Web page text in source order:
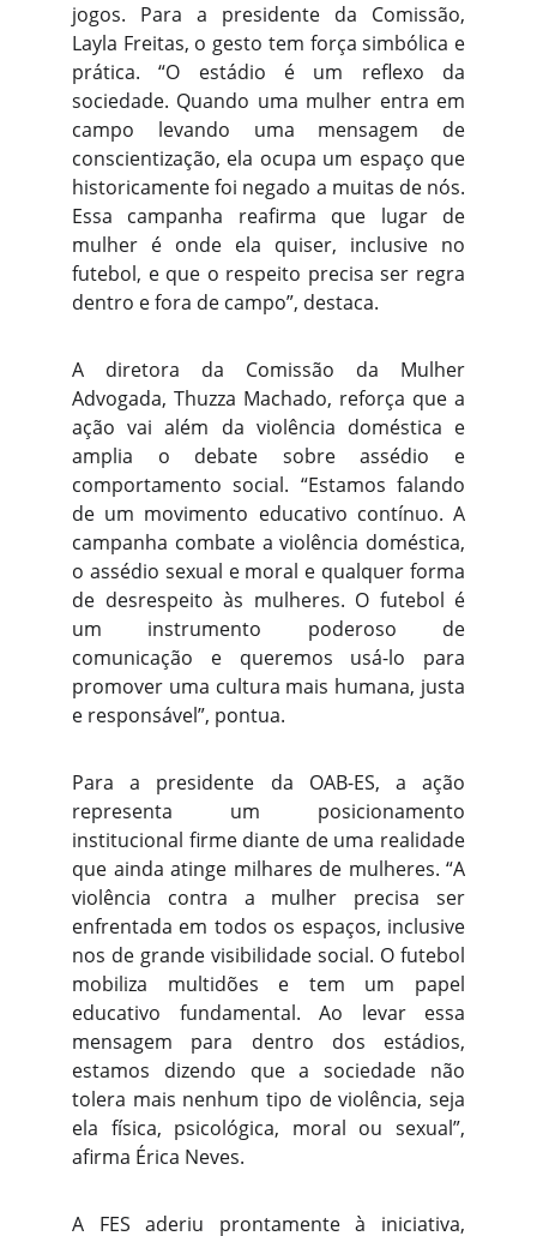
jogos. Para a presidente da Comissão,
Layla Freitas, o gesto tem força simbólica e
prática. “O estádio é um reflexo da
sociedade. Quando uma mulher entra em
campo levando uma mensagem de
conscientização, ela ocupa um espaço que
historicamente foi negado a muitas de nós.
Essa campanha reafirma que lugar de
mulher é onde ela quiser, inclusive no
futebol, e que o respeito precisa ser regra
dentro e fora de campo”, destaca.
A diretora da Comissão da Mulher
Advogada, Thuzza Machado, reforça que a
ação vai além da violência doméstica e
amplia o debate sobre assédio e
comportamento social. “Estamos falando
de um movimento educativo contínuo. A
campanha combate a violência doméstica,
o assédio sexual e moral e qualquer forma
de desrespeito às mulheres. O futebol é
um instrumento poderoso de
comunicação e queremos usá-lo para
promover uma cultura mais humana, justa
e responsável”, pontua.
Para a presidente da OAB-ES, a ação
representa um posicionamento
institucional firme diante de uma realidade
que ainda atinge milhares de mulheres. “A
violência contra a mulher precisa ser
enfrentada em todos os espaços, inclusive
nos de grande visibilidade social. O futebol
mobiliza multidões e tem um papel
educativo fundamental. Ao levar essa
mensagem para dentro dos estádios,
estamos dizendo que a sociedade não
tolera mais nenhum tipo de violência, seja
ela física, psicológica, moral ou sexual”,
afirma Érica Neves.
A FES aderiu prontamente à iniciativa,